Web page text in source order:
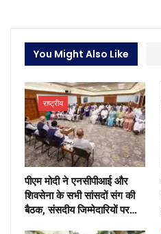
You Might Also Like
राष्ट्रीय
पीएम मोदी ने एनसीपीआई और
शिवसेना के सभी सांसदों संग की
बैठक, संसदीय जिम्मेदारियों पर…